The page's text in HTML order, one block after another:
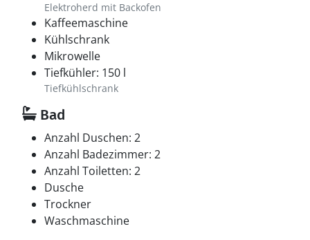
Elektroherd mit Backofen
Kaffeemaschine
Kühlschrank
Mikrowelle
Tiefkühler: 150 l
Tiefkühlschrank
Bad
Anzahl Duschen: 2
Anzahl Badezimmer: 2
Anzahl Toiletten: 2
Dusche
Trockner
Waschmaschine